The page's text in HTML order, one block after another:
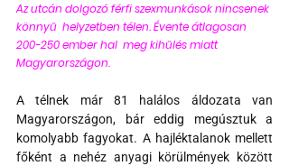
Az utcán dolgozó férfi szexmunkások nincsenek
könnyű  helyzetben télen. Évente átlagosan
200-250 ember hal  meg kihűlés miatt
Magyarországon.
A télnek már 81 halálos áldozata van
Magyarországon, bár eddig megúsztuk a
komolyabb fagyokat. A hajléktalanok mellett
főként a nehéz anyagi körülmények között